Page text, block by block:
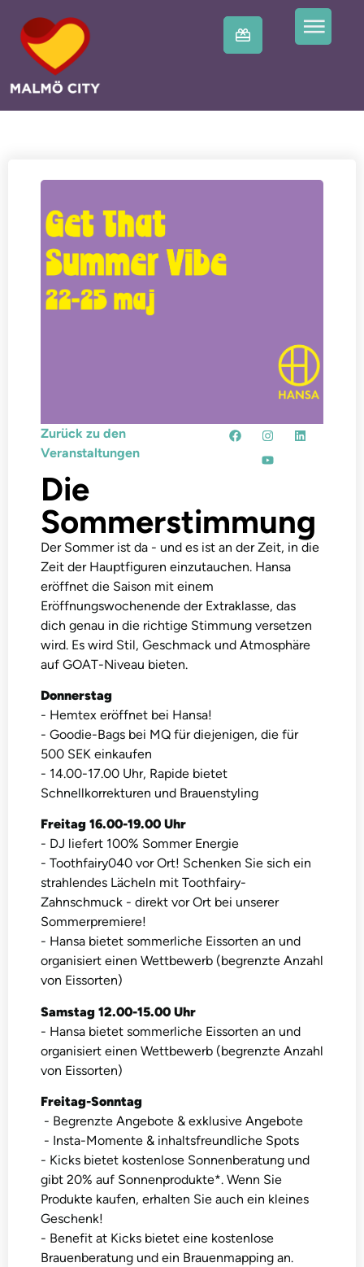
Zurück zu den
Veranstaltungen
Die
Sommerstimmung
Der Sommer ist da - und es ist an der Zeit, in die
Zeit der Hauptfiguren einzutauchen. Hansa
eröffnet die Saison mit einem
Eröffnungswochenende der Extraklasse, das
dich genau in die richtige Stimmung versetzen
wird. Es wird Stil, Geschmack und Atmosphäre
auf GOAT-Niveau bieten.
Donnerstag
- Hemtex eröffnet bei Hansa!
- Goodie-Bags bei MQ für diejenigen, die für
500 SEK einkaufen
- 14.00-17.00 Uhr, Rapide bietet
Schnellkorrekturen und Brauenstyling
Freitag 16.00-19.00 Uhr
- DJ liefert 100% Sommer Energie
- Toothfairy040 vor Ort! Schenken Sie sich ein
strahlendes Lächeln mit Toothfairy-
Zahnschmuck - direkt vor Ort bei unserer
Sommerpremiere!
- Hansa bietet sommerliche Eissorten an und
organisiert einen Wettbewerb (begrenzte Anzahl
von Eissorten)
Samstag 12.00-15.00 Uhr
- Hansa bietet sommerliche Eissorten an und
organisiert einen Wettbewerb (begrenzte Anzahl
von Eissorten)
Freitag-Sonntag
- Begrenzte Angebote & exklusive Angebote
- Insta-Momente & inhaltsfreundliche Spots
- Kicks bietet kostenlose Sonnenberatung und
gibt 20% auf Sonnenprodukte*. Wenn Sie
Produkte kaufen, erhalten Sie auch ein kleines
Geschenk!
- Benefit at Kicks bietet eine kostenlose
Brauenberatung und ein Brauenmapping an.